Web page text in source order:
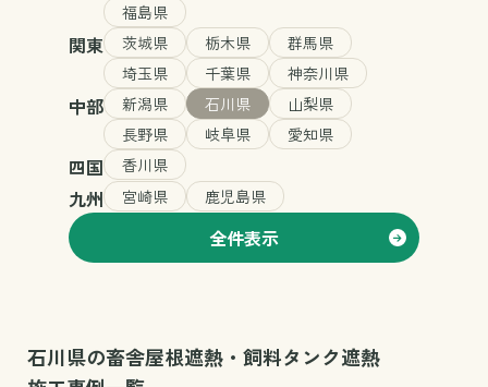
福島県
関東 茨城県 栃木県
群馬県
埼玉県
千葉県 神奈川県
中部 新潟県 石川県
山梨県
長野県
岐阜県 愛知県
四国 香川県
九州 宮崎県 鹿児島県
全件表示
石川県の畜舎屋根遮熱・飼料タンク遮熱